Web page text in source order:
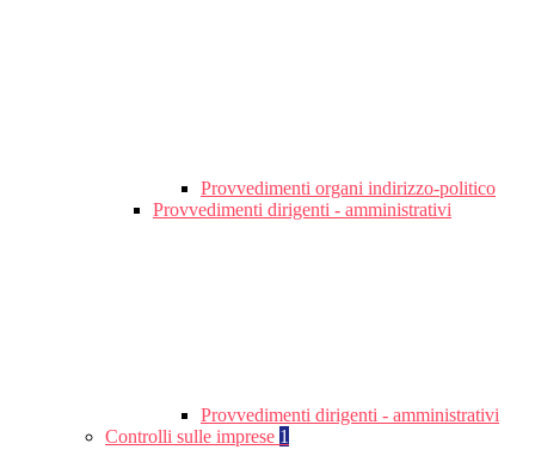
Provvedimenti organi indirizzo-politico
Provvedimenti dirigenti - amministrativi
Provvedimenti dirigenti - amministrativi
Controlli sulle imprese 1